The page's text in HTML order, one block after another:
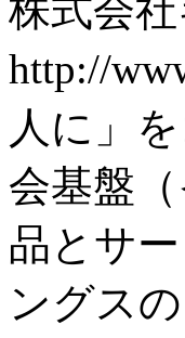
株式会
http://
人に」
会基盤
品とサ
ングス